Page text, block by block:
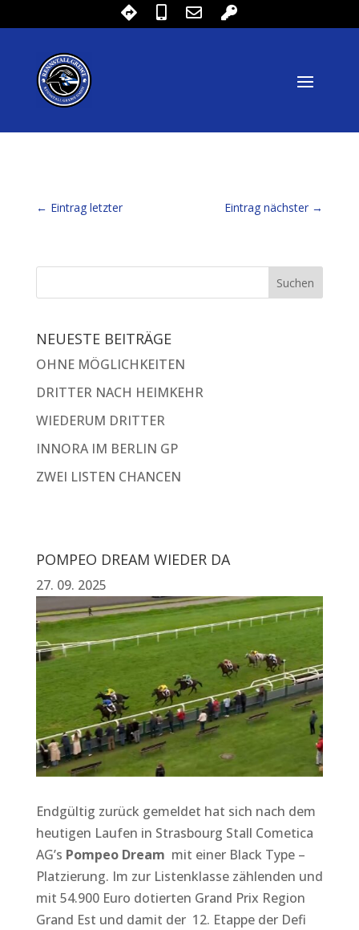
← Eintrag letzter Eintrag nächster →
NEUESTE BEITRÄGE
OHNE MÖGLICHKEITEN
DRITTER NACH HEIMKEHR
WIEDERUM DRITTER
INNORA IM BERLIN GP
ZWEI LISTEN CHANCEN
POMPEO DREAM WIEDER DA
27. 09. 2025
Endgültig zurück gemeldet hat sich nach dem
heutigen Laufen in Strasbourg Stall Cometica
AG’s Pompeo Dream mit einer Black Type –
Platzierung. Im zur Listenklasse zählenden und
mit 54.900 Euro dotierten Grand Prix Region
Grand Est und damit der 12. Etappe der Defi